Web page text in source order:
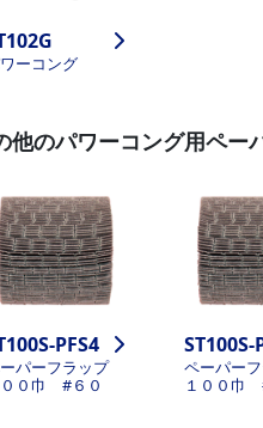
ーコング
他のパワーコング用ペー
PFS4
パーフラップ
００巾 #６０
ST100S-
ペーパー
１００巾